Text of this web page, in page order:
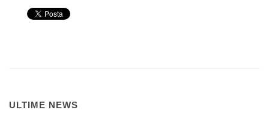
ULTIME NEWS